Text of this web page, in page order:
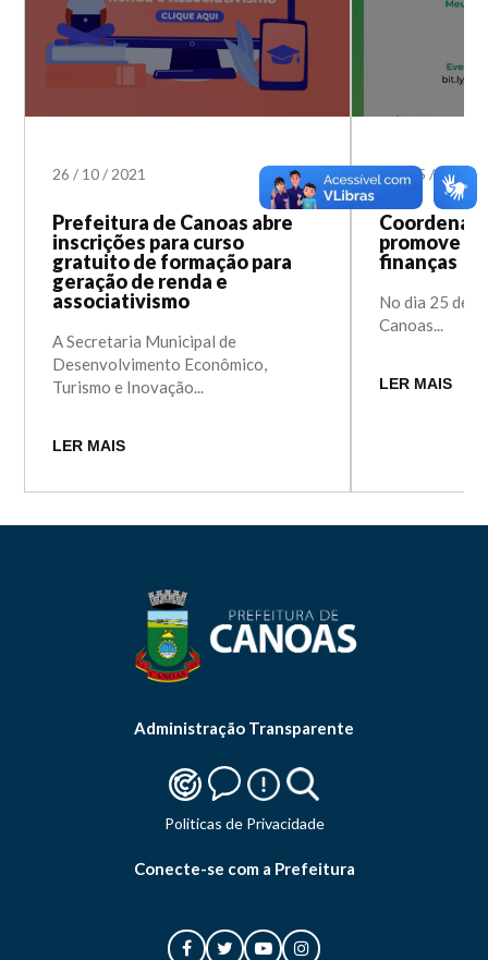
26 / 10 /2021
Prefeitura de Canoas abre
inscrições para curso
gratuito de formação para
geração de renda e
associativismo
A Secretaria Municipal de
Desenvolvimento Econômico,
Turismo e Inovação...
LER MAIS
27/05 / 2021
promove
finanças
No dia 25 de
Canoas...
LER MAIS
Administração Transparente
Politicas de Privacidade
Conecte-se com a Prefeitura